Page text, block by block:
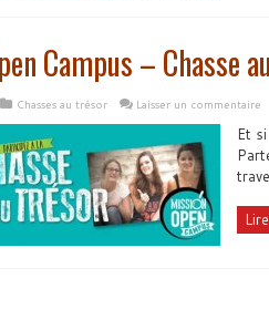
Campus – Chasse
Chasses au trésor Laisser un commentaire
Et